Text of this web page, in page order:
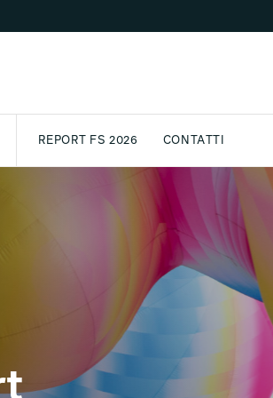
NEWSLETTER
REPORT FS 2026 CONTATTI